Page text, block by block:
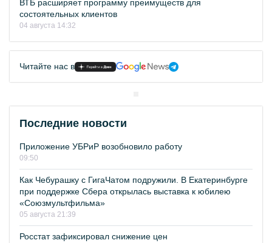
ВТБ расширяет программу преимуществ для
состоятельных клиентов
04 августа 14:32
Читайте нас в
Последние новости
Приложение УБРиР возобновило работу
09:50
Как Чебурашку с ГигаЧатом подружили. В Екатеринбурге
при поддержке Сбера открылась выставка к юбилею
«Союзмультфильма»
05 августа 21:39
Росстат зафиксировал снижение цен